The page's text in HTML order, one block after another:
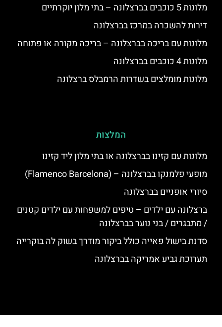
מלונות 5 כוכבים בברצלונה – בתי מלון יוקרתיים
דירות להשכרה במרכז בברצלונה
מלונות עם בריכה בברצלונה – בריכה מקורה או פתוחה
מלונות 4 כוכבים בברצלונה
מלונות מומלצים בשדרות הרמבלס ברצלונה
המלצות
מלונות עם קזינו בברצלונה או בתי מלון ליד קזינו
מופעי פלמנקו בברצלונה – (Flamenco Barcelona)
סיורי אופניים בברצלונה
ברצלונה עם ילדים – טיפים למשפחות עם ילדים קטנים
/ מתבגרים / בני נוער בברצלונה
סדנת בישול פאייה כולל ביקור מודרך בשוק לה בוקרייה
תערוכת גביע אמריקה בברצלונה